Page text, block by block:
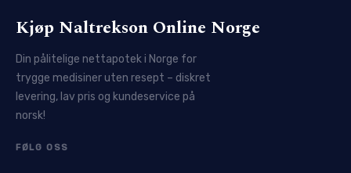
Kjøp Naltrekson Online Norge
Din pålitelige nettapotek i Norge for
trygge medisiner uten resept – diskret
levering, lav pris og kundeservice på
norsk!
FØLG OSS